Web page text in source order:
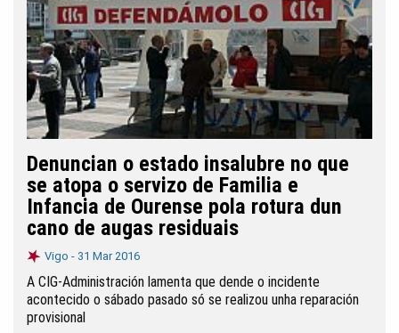
Denuncian o estado insalubre no que
se atopa o servizo de Familia e
Infancia de Ourense pola rotura dun
cano de augas residuais
Vigo - 31 Mar 2016
A CIG-Administración lamenta que dende o incidente
acontecido o sábado pasado só se realizou unha reparación
provisional